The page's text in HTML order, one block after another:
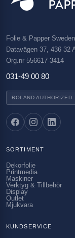
Folie & Papper
Datavägen 37, 436 32
Org.nr 556617-3414
031-49 00 80
ROLAND AUTHORIZED
SORTIMENT
Dekorfolie
Printmedia
Maskiner
Verktyg & Tillbehör
Display
Outlet
Mjukvara
KUNDSERVICE